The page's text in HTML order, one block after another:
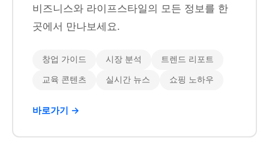
비즈니스와 라이프스타일의 모든 정보를 한
곳에서 만나보세요.
창업 가이드 시장 분석 트렌드 리포트
교육 콘텐츠 실시간 뉴스 쇼핑 노하우
바로가기 →